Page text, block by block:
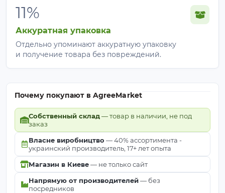
11%
Аккуратная упаковка
Отдельно упоминают аккуратную упаковку
и получение товара без повреждений.
Почему покупают в AgreeMarket
Собственный склад— товар в наличии, не под
заказ
Власне виробництво — 40% ассортимента -
украинский производитель, 17+ лет опыта
Магазин в Киеве— не только сайт
Напрямую от производителей— без
посредников